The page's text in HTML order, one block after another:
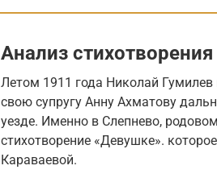
Анализ
Летом 1911 года Николай
свою супругу Анну Ахматову
уезде. Именно в Слепнево,
стихотворение «Девушке».
Караваевой.